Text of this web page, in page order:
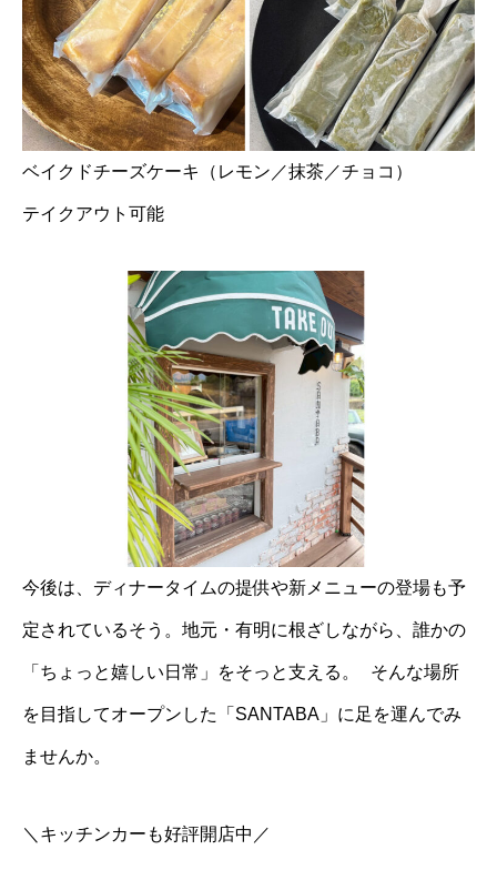
ベイクドチーズケーキ（レモン／抹茶／チョコ）
テイクアウト可能
今後は、ディナータイムの提供や新メニューの登場も予
定されているそう。地元・有明に根ざしながら、誰かの
「ちょっと嬉しい日常」をそっと支える。 そんな場所
を目指してオープンした「SANTABA」に足を運んでみ
ませんか。
＼キッチンカーも好評開店中／